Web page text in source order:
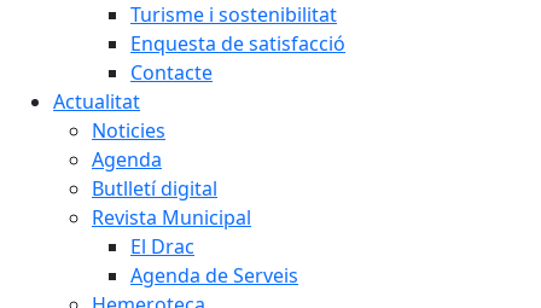
Turisme i sostenibilitat
Enquesta de satisfacció
Contacte
Actualitat
Noticies
Agenda
Butlletí digital
Revista Municipal
El Drac
Agenda de Serveis